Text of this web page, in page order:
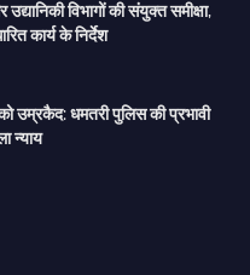
विभागों की संयुक्त समीक्षा,
कार्य के निर्देश
उम्रकैद: धमतरी पुलिस की प्रभावी
न्याय